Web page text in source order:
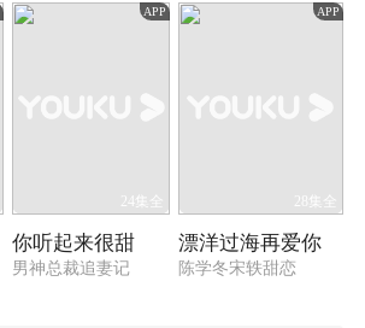
APP
24集全
你听起来很甜
男神总裁追妻记
APP
28集全
漂洋过海再爱你
陈学冬宋轶甜恋